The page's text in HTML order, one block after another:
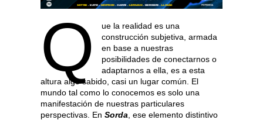
Q
ue la realidad es una
construcción subjetiva, armada
en base a nuestras
posibilidades de conectarnos o
adaptarnos a ella, es a esta
altura algo sabido, casi un lugar común. El
mundo tal como lo conocemos es solo una
manifestación de nuestras particulares
perspectivas. En Sorda , ese elemento distintivo